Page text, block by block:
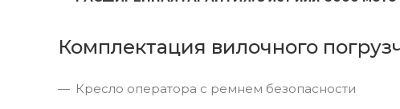
Комплектация вилочного
Кресло оператора с ремнем безопасности